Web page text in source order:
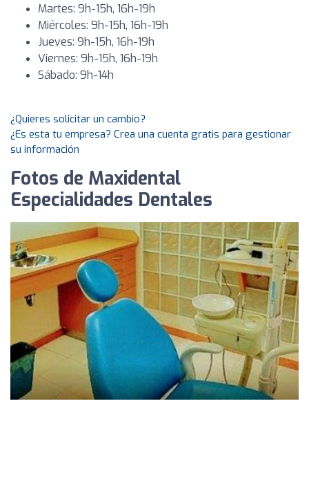
Martes: 9h-15h, 16h-19h
Miércoles: 9h-15h, 16h-19h
Jueves: 9h-15h, 16h-19h
Viernes: 9h-15h, 16h-19h
Sábado: 9h-14h
¿Quieres solicitar un cambio?
¿Es esta tu empresa? Crea una cuenta gratis para gestionar
su información
Fotos de Maxidental
Especialidades Dentales